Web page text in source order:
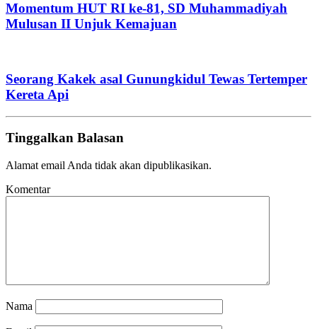
Momentum HUT RI ke-81, SD Muhammadiyah
Mulusan II Unjuk Kemajuan
Seorang Kakek asal Gunungkidul Tewas Tertemper
Kereta Api
Tinggalkan Balasan
Alamat email Anda tidak akan dipublikasikan.
Komentar
Nama